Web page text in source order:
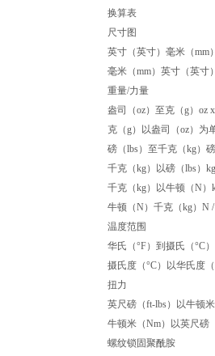
换算表
尺寸图
英寸（英寸）毫米（mm
毫米（mm）英寸（英寸
重量/力量
盎司（oz）至克（g）oz
克（g）以盎司（oz）为
磅（lbs）至千克（kg）
千克（kg）以磅（lbs）
千克（kg）以牛顿（N）
牛顿（N）千克（kg）N
温度范围
华氏（°F）到摄氏（°C
摄氏度（°C）以华氏度（
扭力
英尺磅（ft-lbs）以牛顿
牛顿米（Nm）以英尺磅
螺纹锁固聚酰胺